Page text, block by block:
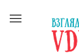
содержанию